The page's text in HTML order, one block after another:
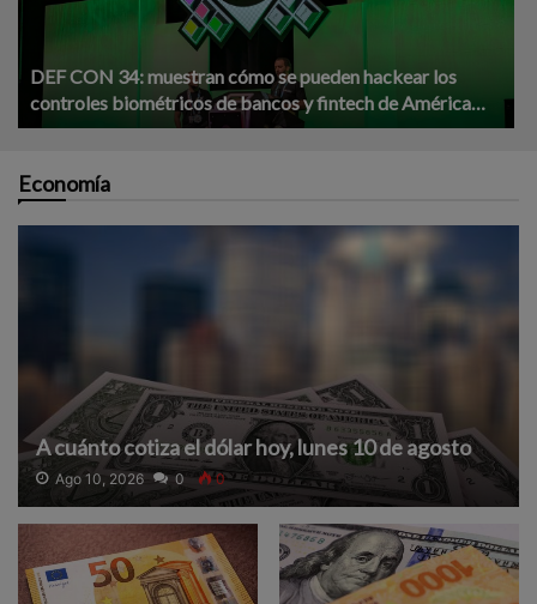
DEF CON 34: muestran cómo se pueden hackear los
controles biométricos de bancos y fintech de América
Latina
Economía
A cuánto cotiza el dólar hoy, lunes 10 de agosto
Ago 10, 2026 0 0